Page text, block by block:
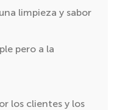
limpieza y sabor
pero a la
los clientes y los